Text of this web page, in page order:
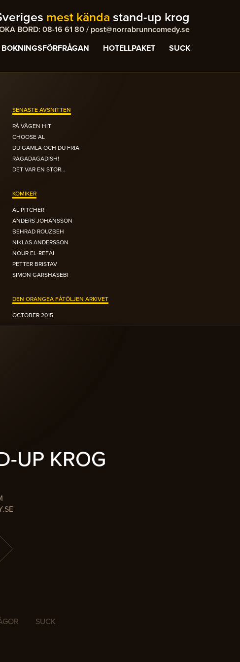
mest kända stand-up krog
BORD: 08-16 61 80 / post@norrabrunncomedy.se
BOKNINGSFÖRFRÅGAN HOTELLPAKET SUCK
SENASTE AVSNITTEN
PÅ VÄGEN HIT
CHOOSE AL
DU GAMLA OCH DU FRIA
RAGADAGADISH!
DET VAR EN STOR…
KOMIKER
AL PITCHER
ANDERS JOHANSSON
BEHRAD ROUZBEH
NIKLAS ANDERSSON
NOUR EL-REFAI
PETTER BRISTAV
SIMON GARSHASEBI
DEN ORANGEA FÅTÖLJEN ARKIVET
OCTOBER 2015
UP KROG
SUCK